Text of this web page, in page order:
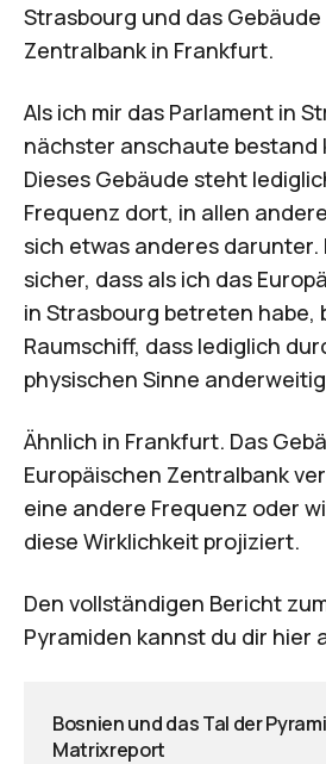
Strasbourg und das
Zentralbank in Frankfurt.
Als ich mir das Parlament in
nächster anschaute bestand
Dieses Gebäude steht
Frequenz dort, in allen
sich etwas anderes darunter.
sicher, dass als ich das
in Strasbourg betreten habe,
Raumschiff, dass lediglich
physischen Sinne
Ähnlich in Frankfurt. Das
Europäischen Zentralbank
eine andere Frequenz oder
diese Wirklichkeit projiziert.
Den vollständigen Bericht
Pyramiden kannst du dir hier
Bosnien und das Tal der
Matrixreport